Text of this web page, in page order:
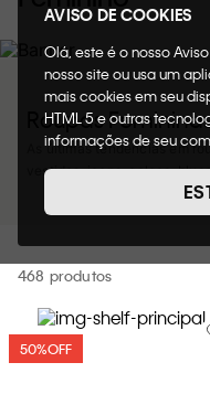
AVISO DE COOKIES
Olá, este é o nosso
nosso site ou usa um
mais cookies em seu
HTML 5 e outras
informações de seu
de cookies,
suas funções. A forma
nosso Aviso de
consideraremos isso
entre outros, a
loja virtual. Para
Cookies acesse o link.
Roupas
As últimas tendências em
vestidos, jeans, calças,
468
50%OFF